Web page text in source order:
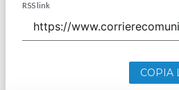
RSS link
COPIA